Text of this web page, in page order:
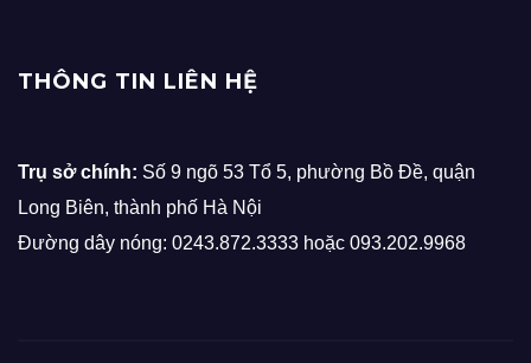
THÔNG TIN LIÊN HỆ
Trụ sở chính: Số 9 ngõ 53 Tổ 5, phường Bồ Đề, quận
Long Biên, thành phố Hà Nội
Đường dây nóng: 0243.872.3333 hoặc 093.202.9968